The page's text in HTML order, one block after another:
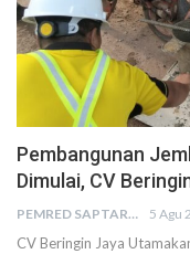
Pembangunan
Dimulai, CV
PEMRED SAPTARIUS 5 Agu
CV Beringin Jaya